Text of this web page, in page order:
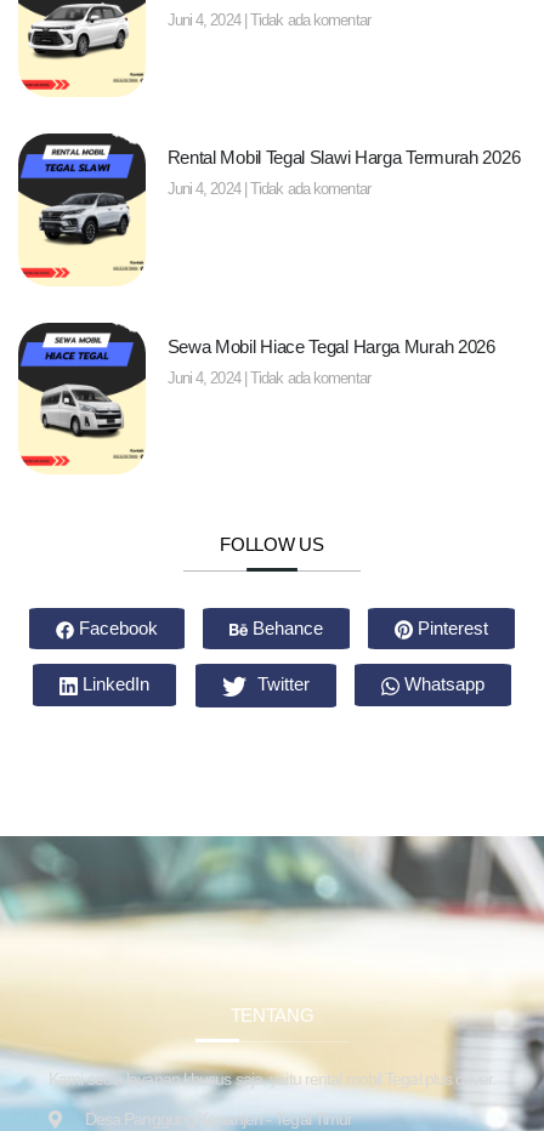
Juni 4, 2024 Tidak ada komentar
Rental Mobil Tegal Slawi Harga Termurah 2026
Juni 4, 2024 Tidak ada komentar
Sewa Mobil Hiace Tegal Harga Murah 2026
Juni 4, 2024 Tidak ada komentar
FOLLOW US
Facebook Behance Pinterest
LinkedIn Twitter Whatsapp
TENTANG
Kami sedia layanan khusus saja, yaitu rental mobil Tegal plus driver.
Desa Panggung Kepanjen - Tegal Timur